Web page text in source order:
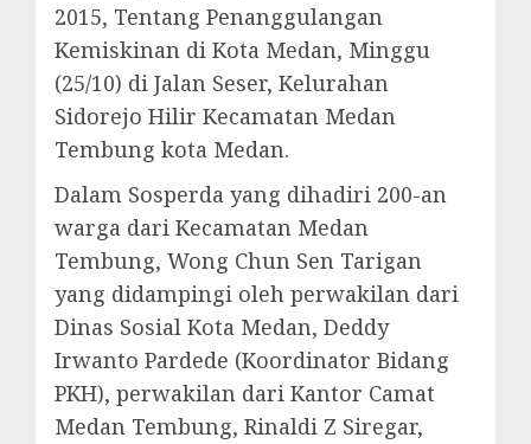
2015, Tentang Penanggulangan
Kemiskinan di Kota Medan, Minggu
(25/10) di Jalan Seser, Kelurahan
Sidorejo Hilir Kecamatan Medan
Tembung kota Medan.
Dalam Sosperda yang dihadiri 200-an
warga dari Kecamatan Medan
Tembung, Wong Chun Sen Tarigan
yang didampingi oleh perwakilan dari
Dinas Sosial Kota Medan, Deddy
Irwanto Pardede (Koordinator Bidang
PKH), perwakilan dari Kantor Camat
Medan Tembung, Rinaldi Z Siregar,